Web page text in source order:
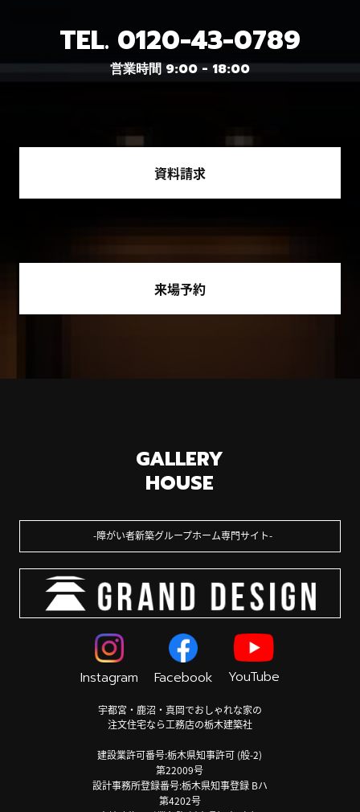
TEL. 0120-43-0789
営業時間 9:00 - 18:00
資料請求
来場予約
GALLERY
HOUSE
障がい者新築グループホーム専門サイト
Instagram Facebook YouTube
宇都宮・鹿沼・真岡でおしゃれな家の
注文住宅なら工務店の栃木建築社
建設業許可番号:栃木県知事許可 (般-2)
第22009号
設計事務所登録番号:栃木県知事登録 Bハ
第4202号